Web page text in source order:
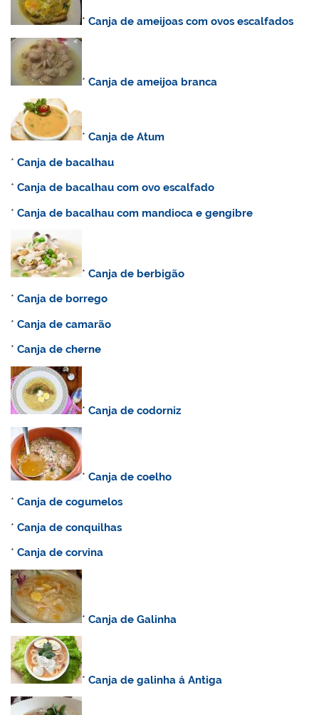
*Canja de ameijoas com ovos escalfados
*Canja de ameijoa branca
*Canja de Atum
*Canja de bacalhau
*Canja de bacalhau com ovo escalfado
*Canja de bacalhau com mandioca e gengibre
*Canja de berbigão
*Canja de borrego
*Canja de camarão
*Canja de cherne
*Canja de codorniz
*Canja de coelho
*Canja de cogumelos
*Canja de conquilhas
*Canja de corvina
*Canja de Galinha
*Canja de galinha á Antiga